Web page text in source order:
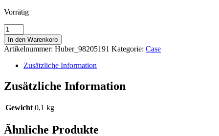
Vorrätig
Nokia
Case
CP-
155
0276547,
black,
Blister
In den Warenkorb
Artikelnummer: Huber_98205191 Kategorie: Case
Zusätzliche Information
Zusätzliche Information
Gewicht 0,1 kg
Ähnliche Produkte